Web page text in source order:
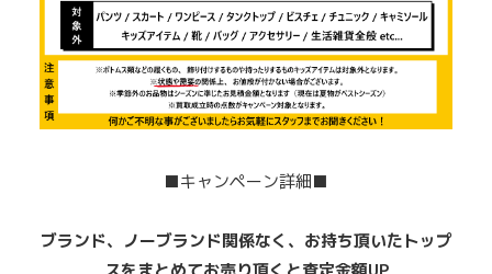
■キャンペーン詳細■
ブランド、ノーブランド関係なく、お持ち頂いたトップ